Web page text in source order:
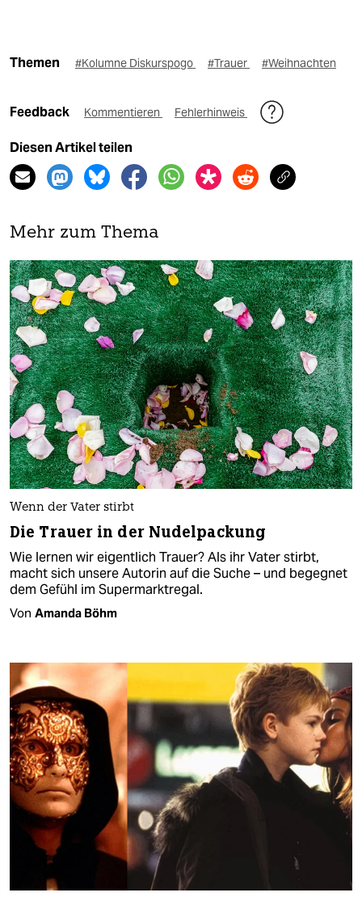
Themen #Kolumne Diskurspogo #Trauer #Weihnachten
Feedback Kommentieren Fehlerhinweis
Diesen Artikel teilen
Mehr zum Thema
Wenn der Vater stirbt
Die Trauer in der Nudelpackung
Wie lernen wir eigentlich Trauer? Als ihr Vater stirbt,
macht sich unsere Autorin auf die Suche – und begegnet
dem Gefühl im Supermarktregal.
Von Amanda Böhm